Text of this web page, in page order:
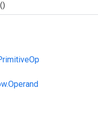
()